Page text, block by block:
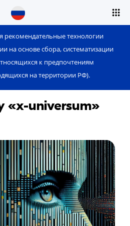
рекомендательные технологии
на основе сбора, систематизации
к предпочтениям
на территории РФ).
«x-universum»